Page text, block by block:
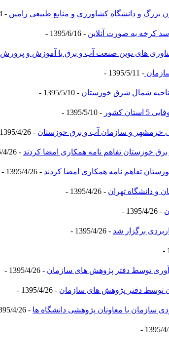
بزرگ و دانشگاه کشاورزی و منابع طبیعی رامین - 1395/6/24 -
سد کرخه به صورت آنلاین - 1395/6/16 -
های نوین صنعت آب و برق با آموزش و پرورش
- 1395/5/11 -
شمال شرق خوزستان - 1395/5/10 -
- 1395/5/10 -
خرمشهر و سازمان آب و برق خوزستان - 1395/4/26 -
برق خوزستان تفاهم نامه همکاری امضا کردند - 1395/4/26 -
تفاهم نامه همکاری امضا کردند - 1395/4/26 -
و دانشگاه تهران - 1395/4/26 -
- 1395/4/26 -
برگزار شد - 1395/4/26 -
توسط دفتر پژوهش های سازمان - 1395/4/26 -
توسط دفتر پژوهش های سازمان - 1395/4/26 -
با معاونان پژوهشی دانشگاه ها - 1395/4/26 -